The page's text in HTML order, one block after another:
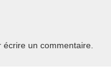
écrire un commentaire.